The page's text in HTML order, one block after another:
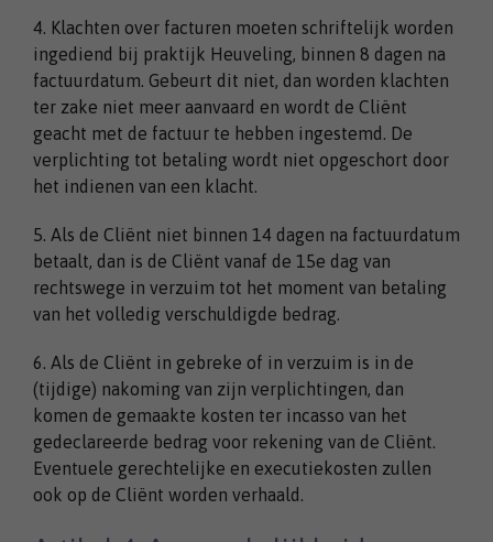
4. Klachten over facturen moeten schriftelijk worden
ingediend bij praktijk Heuveling, binnen 8 dagen na
factuurdatum. Gebeurt dit niet, dan worden klachten
ter zake niet meer aanvaard en wordt de Cliënt
geacht met de factuur te hebben ingestemd. De
verplichting tot betaling wordt niet opgeschort door
het indienen van een klacht.
5. Als de Cliënt niet binnen 14 dagen na factuurdatum
betaalt, dan is de Cliënt vanaf de 15e dag van
rechtswege in verzuim tot het moment van betaling
van het volledig verschuldigde bedrag.
6. Als de Cliënt in gebreke of in verzuim is in de
(tijdige) nakoming van zijn verplichtingen, dan
komen de gemaakte kosten ter incasso van het
gedeclareerde bedrag voor rekening van de Cliënt.
Eventuele gerechtelijke en executiekosten zullen
ook op de Cliënt worden verhaald.